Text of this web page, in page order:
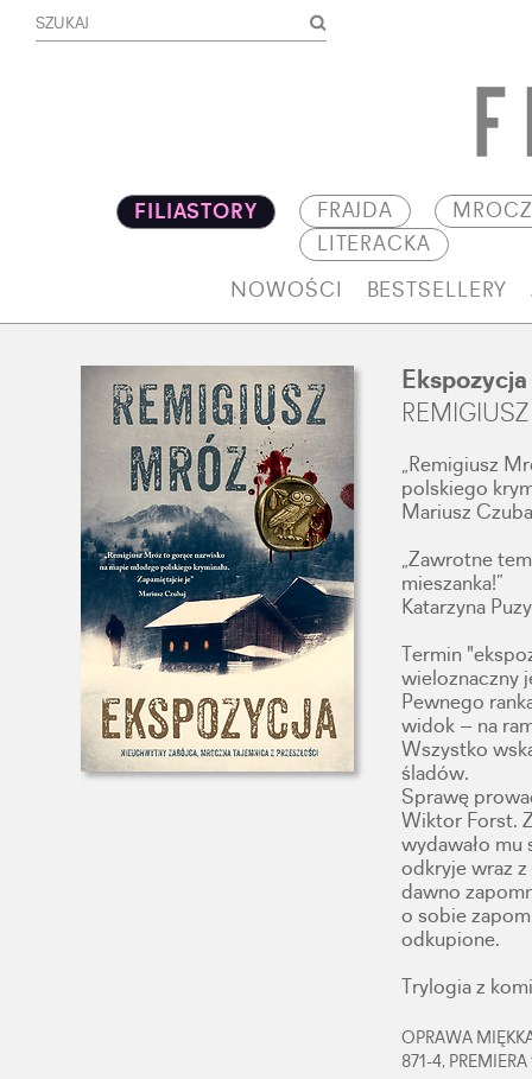
FILIASTORY FRAJDA
LITERACKA
NOWOŚCI BESTSELLERY
Ekspozycja
„Remigiusz
polskiego
Mariusz
„Zawrotne
mieszanka!”
Katarzyna
Termin
wieloznaczny
Pewnego
widok – na
Wszystko
śladów.
Sprawę
Wiktor Forst.
wydawało mu
odkryje wraz
dawno
o sobie
odkupione.
Trylogia z
OPRAWA
871-4,